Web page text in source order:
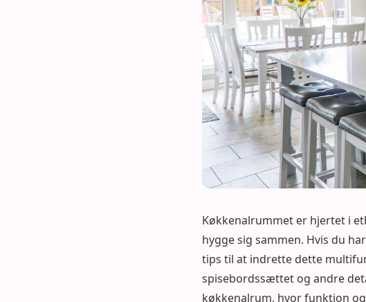
Køkkenalrummet er hjertet i
hygge sig sammen. Hvis du
tips til at indrette dette
spisebordssættet og andre
køkkenalrum, hvor funktion